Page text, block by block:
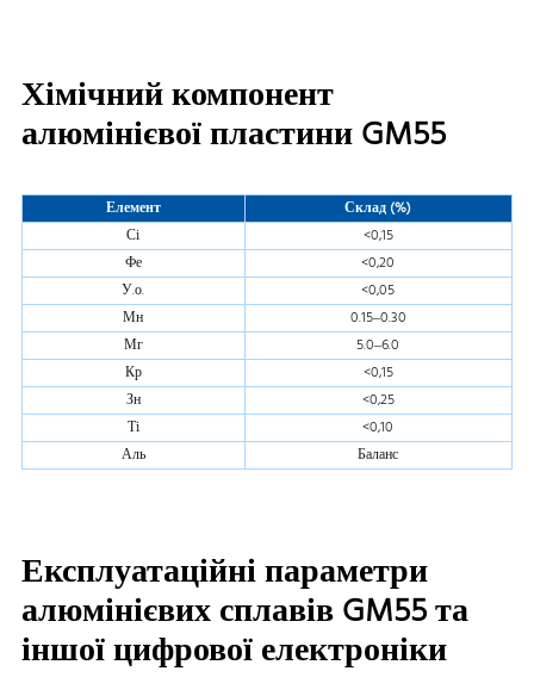
Хімічний компонент
алюмінієвої пластини GM55
Елемент
Склад (%)
Сі
<0,15
Фе
<0,20
У.о.
<0,05
Мн
0.15–0.30
Мг
5.0–6.0
Кр
<0,15
Зн
<0,25
Ті
<0,10
Аль
Баланс
Експлуатаційні параметри
алюмінієвих сплавів GM55 та
іншої цифрової електроніки